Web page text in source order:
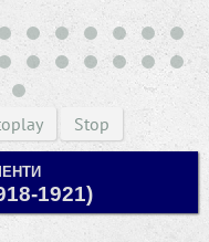
Stop
1921)